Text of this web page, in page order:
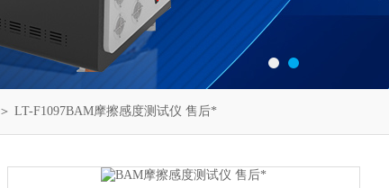
＞ LT-F1097BAM摩擦感度测试仪 售后*